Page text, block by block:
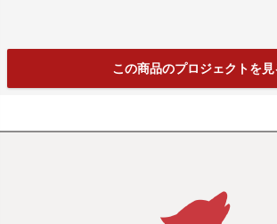
この商品のプロジェクトを見